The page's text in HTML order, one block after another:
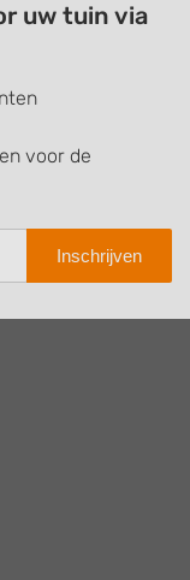
uw tuin via
voor de
Inschrijven